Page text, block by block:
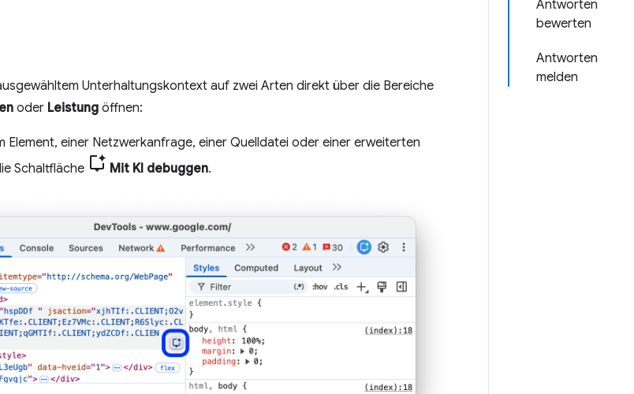
Antworten
bewerten
Antworten
melden
Unterhaltungskontext auf zwei Arten direkt über die Bereiche
oder Leistung öffnen:
Element, einer Netzwerkanfrage, einer Quelldatei oder einer erweiterten
Schaltfläche
Mit KI debuggen.